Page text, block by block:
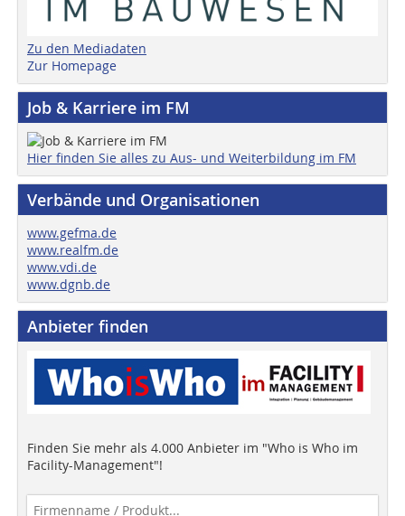
Zu den Mediadaten
Zur Homepage
Job & Karriere im FM
Hier finden Sie alles zu Aus- und Weiterbildung im FM
Verbände und Organisationen
www.gefma.de
www.realfm.de
www.vdi.de
www.dgnb.de
Anbieter finden
Finden Sie mehr als 4.000 Anbieter im "Who is Who im
Facility-Management"!